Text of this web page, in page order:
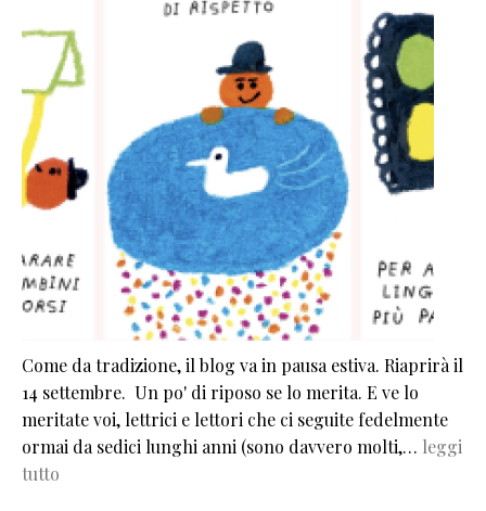
Come da tradizione, il blog va in pausa estiva. Riaprirà il
14 settembre. Un po' di riposo se lo merita. E ve lo
meritate voi, lettrici e lettori che ci seguite fedelmente
ormai da sedici lunghi anni (sono davvero molti,… leggi
tutto